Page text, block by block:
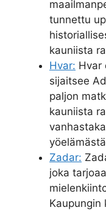
tunnettu
kauniista
Hvar: Hvar
sijaitsee
paljon
kauniista
Zadar:
joka
Kaupungin